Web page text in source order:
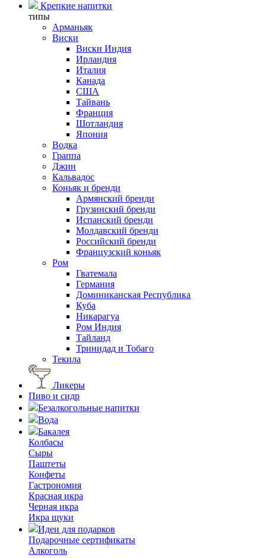
Крепкие напитки
типы
Арманьяк
Виски
Виски Индия
Ирландия
Италия
Канада
США
Тайвань
Франция
Шотландия
Япония
Водка
Граппа
Джин
Кальвадос
Коньяк и бренди
Армянский бренди
Грузинский бренди
Испанский бренди
Молдавский бренди
Российский бренди
Французский коньяк
Ром
Гватемала
Германия
Доминиканская Республика
Куба
Никарагуа
Ром Индия
Тайланд
Тринидад и Тобаго
Текила
Ликеры
Пиво и сидр
Безалкогольные напитки
Вода
Бакалея
Колбасы
Сыры
Паштеты
Конфеты
Гастрономия
Красная икра
Черная икра
Икра щуки
Идеи для подарков
Подарочные сертификаты
Алкоголь